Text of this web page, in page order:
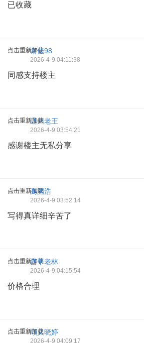
已收藏
点击重新加载
谢佳98
2026-4-9 04:11:38
同感支持楼主
点击重新加载通州老王
2026-4-9 03:54:21
感谢楼主无私分享
点击重新加载
高国浩
2026-4-9 03:52:14
写得真详细辛苦了
点击重新加载昌平老林
2026-4-9 04:15:54
价格合理
点击重新加载顺义晓婷
2026-4-9 04:09:17